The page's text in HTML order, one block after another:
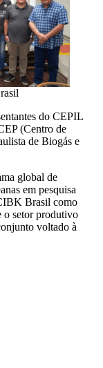
do CEPIL
(Centro de
de Biogás e
global de
em pesquisa
Brasil como
o setor produtivo
voltado à